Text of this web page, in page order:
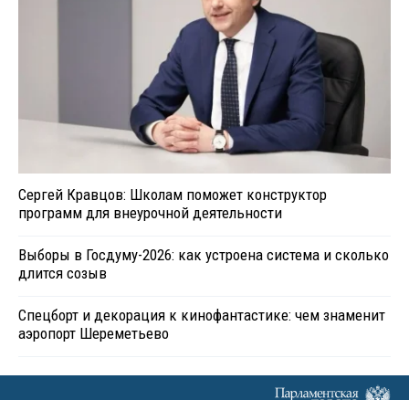
Сергей Кравцов: Школам поможет конструктор
программ для внеурочной деятельности
Выборы в Госдуму-2026: как устроена система и сколько
длится созыв
Спецборт и декорация к кинофантастике: чем знаменит
аэропорт Шереметьево